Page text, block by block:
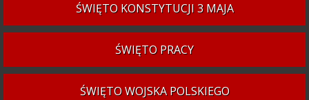
ŚWIĘTO KONSTYTUCJI 3 MAJA
ŚWIĘTO PRACY
ŚWIĘTO WOJSKA POLSKIEGO